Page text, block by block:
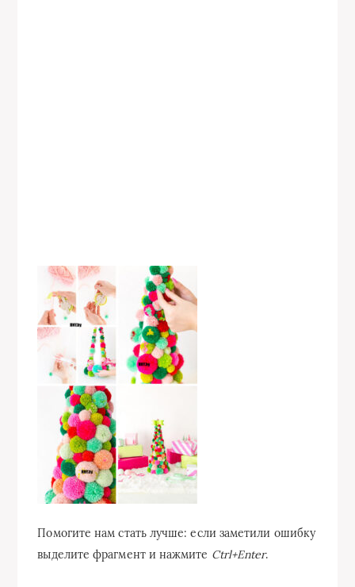
Помогите нам стать лучше: если заметили ошибку
выделите фрагмент и нажмите Ctrl+Enter.